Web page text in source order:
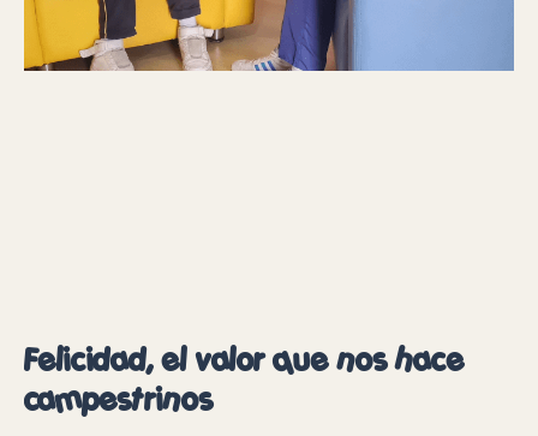
Felicidad, el valor que nos hace
campestrinos